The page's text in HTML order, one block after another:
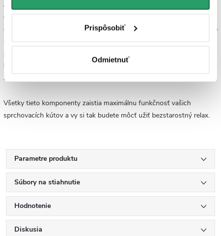
Prispôsobiť
Odmietnuť
Jeho inštalácia je jednoduchá, ale vždy by mala prebiehať pod
odborným dohľadom. Súčasťou balenia je o
sifón
, vďaka ktorému žiadne nečistoty nespôsobia
hydroizolačnú textíliu,
a
Všetky tieto komponenty zaistia maximálnu funkčnosť vašich
sprchovacích kútov a vy si tak budete môcť užiť bezstarostný relax.
Parametre produktu
Súbory na stiahnutie
Hodnotenie
Diskusia